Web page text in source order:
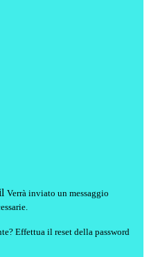
Verrà inviato un messaggio
Effettua il reset della password